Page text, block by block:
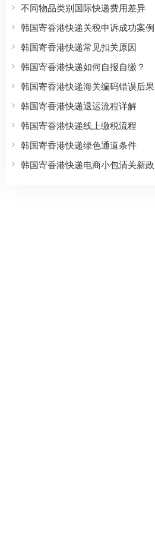
不同物品类别国际快递费用差异
韩国寄香港快递关税申诉成功案例
韩国寄香港快递常见扣关原因
韩国寄香港快递如何自报自缴？
韩国寄香港快递海关编码错误后果
韩国寄香港快递退运流程详解
韩国寄香港快递线上缴税流程
韩国寄香港快递绿色通道条件
韩国寄香港快递电商小包清关新政